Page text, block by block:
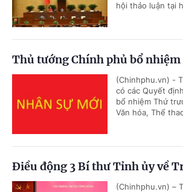
hội thảo luận tại
Thủ tướng Chính phủ bổ
(Chinhphu.vn) -
có các Quyết
bổ nhiệm Thứ
Văn hóa, Thể
Điều động 3 Bí thư Tỉnh ủy về
(Chinhphu.vn) –